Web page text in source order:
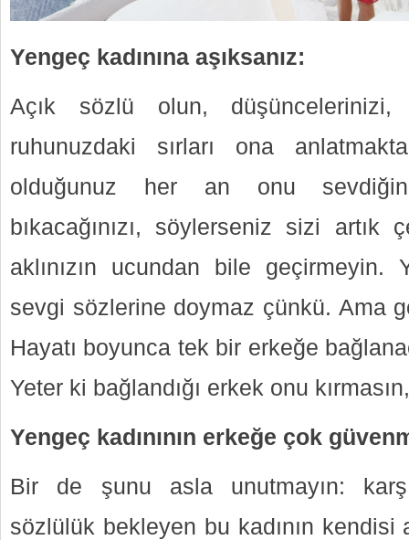
Yengeç kadınına aşıksanız:
Açık sözlü olun, düşüncelerinizi,
ruhunuzdaki sırları ona
olduğunuz her an onu
bıkacağınızı, söylerseniz sizi artık
aklınızın ucundan bile geçirmeyin.
sevgi sözlerine doymaz çünkü. Ama
Hayatı boyunca tek bir erkeğe
Yeter ki bağlandığı erkek onu
Yengeç kadınının erkeğe çok
Bir de şunu asla unutmayın:
sözlülük bekleyen bu kadının kendisi